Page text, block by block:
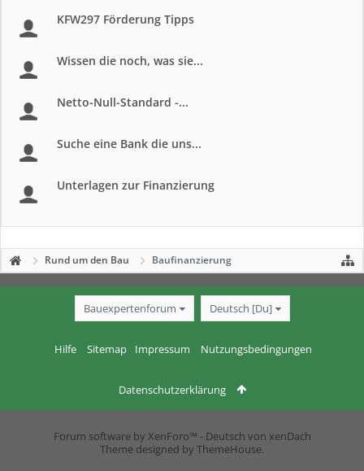
KFW297 Förderung Tipps
Wissen die noch, was sie...
Netto-Null-Standard -...
Suche eine Bank die uns...
Unterlagen zur Finanzierung
Rund um den Bau Baufinanzierung
Bauexpertenforum Deutsch [Du]
Hilfe Sitemap Impressum Nutzungsbedingungen
Datenschutzerklärung
Forum software by XenForo™ - Deutsch von xenDach
Theme designed by ThemeHouse.